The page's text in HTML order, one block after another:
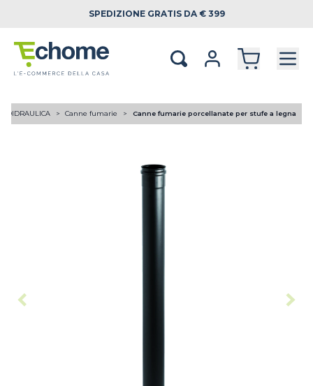
SPEDIZIONE GRATIS DA € 399
Canne fumarie Canne fumarie porcellanate per stufe a legna